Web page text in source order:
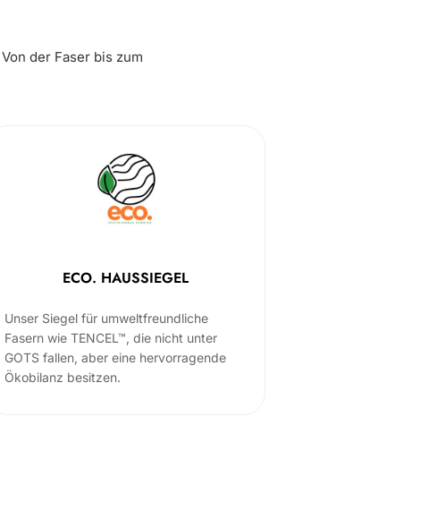
der Faser bis zum
ECO. HAUSSIEGEL
Unser Siegel für umweltfreundliche
Fasern wie TENCEL™, die nicht unter
GOTS fallen, aber eine hervorragende
Ökobilanz besitzen.